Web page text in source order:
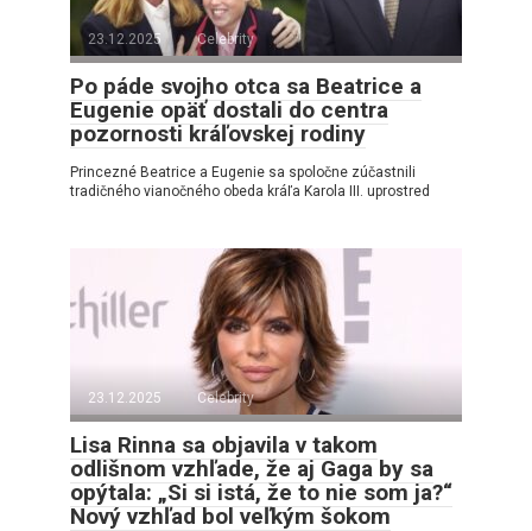
23.12.2025 Celebrity
Po páde svojho otca sa Beatrice a
Eugenie opäť dostali do centra
pozornosti kráľovskej rodiny
Princezné Beatrice a Eugenie sa spoločne zúčastnili
tradičného vianočného obeda kráľa Karola III. uprostred
23.12.2025 Celebrity
Lisa Rinna sa objavila v takom
odlišnom vzhľade, že aj Gaga by sa
opýtala: „Si si istá, že to nie som ja?“
Nový vzhľad bol veľkým šokom